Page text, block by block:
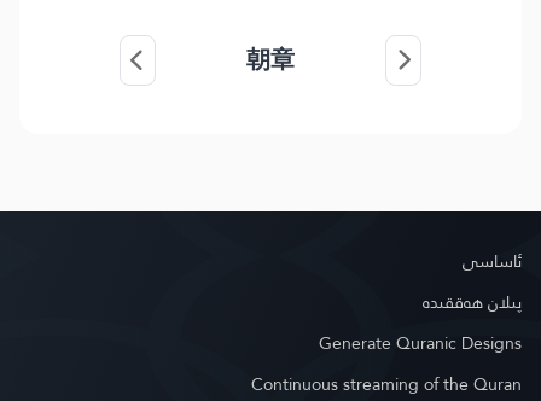
朝章
ئاساسى
پىلان ھەققىدە
Generate Quranic Designs
Continuous streaming of the Quran